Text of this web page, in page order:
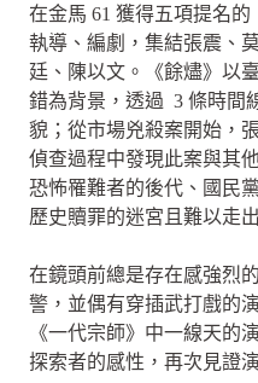
在金馬 61 獲得五項提名
執導、編劇，集結張震、
廷、陳以文。《餘燼》以
錯為背景，透過 3 條時間
貌；從市場兇殺案開始，
偵查過程中發現此案與其
恐怖罹難者的後代、國民
歷史贖罪的迷宮且難以走
在鏡頭前總是存在感強烈
警，並偶有穿插武打戲的
《一代宗師》中一線天的
探索者的感性，再次見證